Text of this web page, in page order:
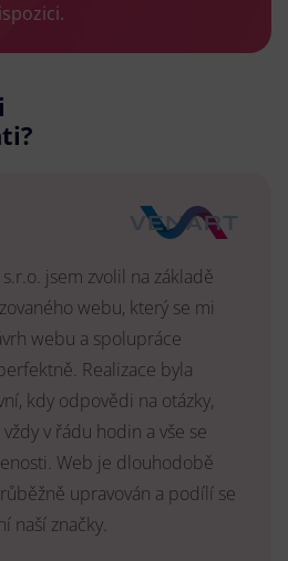
jsem zvolil na základě
webu, který se mi
webu a spolupráce
Realizace byla
kdy odpovědi na otázky,
v řádu hodin a vše se
Web je dlouhodobě
upravován a podílí se
naší značky.